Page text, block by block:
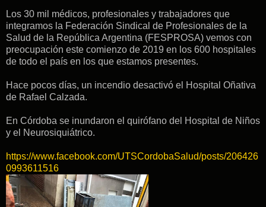
Los 30 mil médicos, profesionales y trabajadores que
integramos la Federación Sindical de Profesionales de la
Salud de la República Argentina (FESPROSA) vemos con
preocupación este comienzo de 2019 en los 600 hospitales
de todo el país en los que estamos presentes.
Hace pocos días, un incendio desactivó el Hospital Oñativa
de Rafael Calzada.
En Córdoba se inundaron el quirófano del Hospital de Niños
y el Neurosiquiátrico.
https://www.facebook.com/UTSCordobaSalud/posts/206426
0993611516